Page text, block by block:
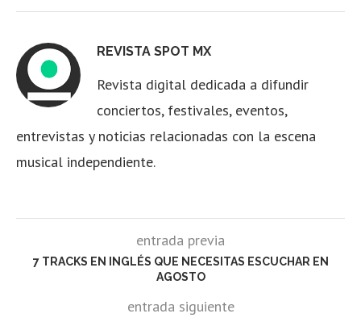
REVISTA SPOT MX
Revista digital dedicada a difundir
conciertos, festivales, eventos,
entrevistas y noticias relacionadas con la escena
musical independiente.
entrada previa
7 TRACKS EN INGLÉS QUE NECESITAS ESCUCHAR EN
AGOSTO
entrada siguiente